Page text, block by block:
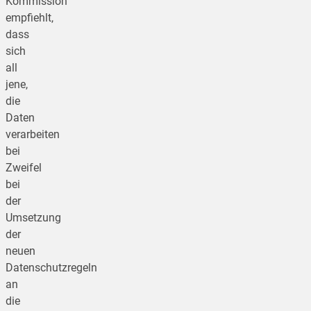
empfiehlt,
dass
sich
all
jene,
die
Daten
verarbeiten
bei
Zweifel
bei
der
Umsetzung
der
neuen
Datenschutzregeln
an
die